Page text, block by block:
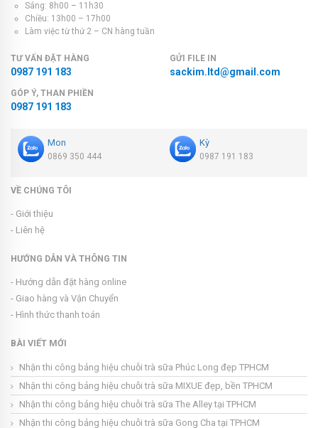
Sáng: 8h00 – 11h30
Chiều: 13h00 – 17h00
Làm việc từ thứ 2 – CN hàng tuần
TƯ VẤN ĐẶT HÀNG
0987 191 183
GỬI FILE IN
sackim.ltd@gmail.com
GÓP Ý, THAN PHIỀN
0987 191 183
Mon
0869 350 444
Kỳ
0987 191 183
VỀ CHÚNG TÔI
- Giới thiệu
- Liên hệ
HƯỚNG DẪN VÀ THÔNG TIN
- Hướng dẫn đặt hàng online
- Giao hàng và Vận Chuyển
- Hình thức thanh toán
BÀI VIẾT MỚI
Nhận thi công bảng hiệu chuỗi trà sữa Phúc Long đẹp TPHCM
Nhận thi công bảng hiệu chuỗi trà sữa MIXUE đẹp, bền TPHCM
Nhận thi công bảng hiệu chuỗi trà sữa The Alley tại TPHCM
Nhận thi công bảng hiệu chuỗi trà sữa Gong Cha tại TPHCM